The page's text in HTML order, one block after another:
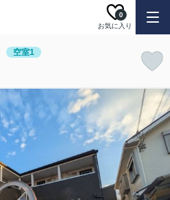
お気に入り
0
空室1